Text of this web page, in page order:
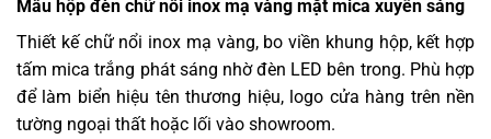
Mẫu hộp đèn chữ nổi inox mạ vàng mặt mica xuyên sáng
Thiết kế chữ nổi inox mạ vàng, bo viền khung hộp, kết hợp
tấm mica trắng phát sáng nhờ đèn LED bên trong. Phù hợp
để làm biển hiệu tên thương hiệu, logo cửa hàng trên nền
tường ngoại thất hoặc lối vào showroom.